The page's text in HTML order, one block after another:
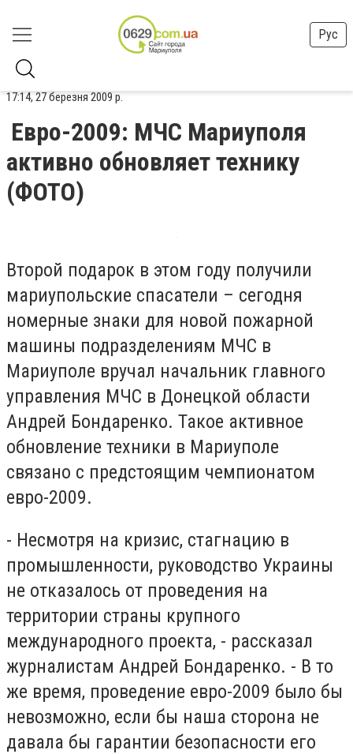
Рус
17:14, 27 березня 2009 р.
Евро-2009: МЧС Мариуполя
активно обновляет технику
(ФОТО)
Второй подарок в этом году получили
мариупольские спасатели – сегодня
номерные знаки для новой пожарной
машины подразделениям МЧС в
Мариуполе вручал начальник главного
управления МЧС в Донецкой области
Андрей Бондаренко. Такое активное
обновление техники в Мариуполе
связано с предстоящим чемпионатом
евро-2009.
- Несмотря на кризис, стагнацию в
промышленности, руководство Украины
не отказалось от проведения на
территории страны крупного
международного проекта, - рассказал
журналистам Андрей Бондаренко. - В то
же время, проведение евро-2009 было бы
невозможно, если бы наша сторона не
давала бы гарантии безопасности его